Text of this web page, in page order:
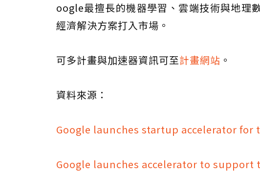
oogle最擅長的機器學習、雲端技術與地理
經濟解決方案打入市場。
可多計畫與加速器資訊可至計畫網站 。
資料來源：
Google launches startup accelerator for
Google launches accelerator to